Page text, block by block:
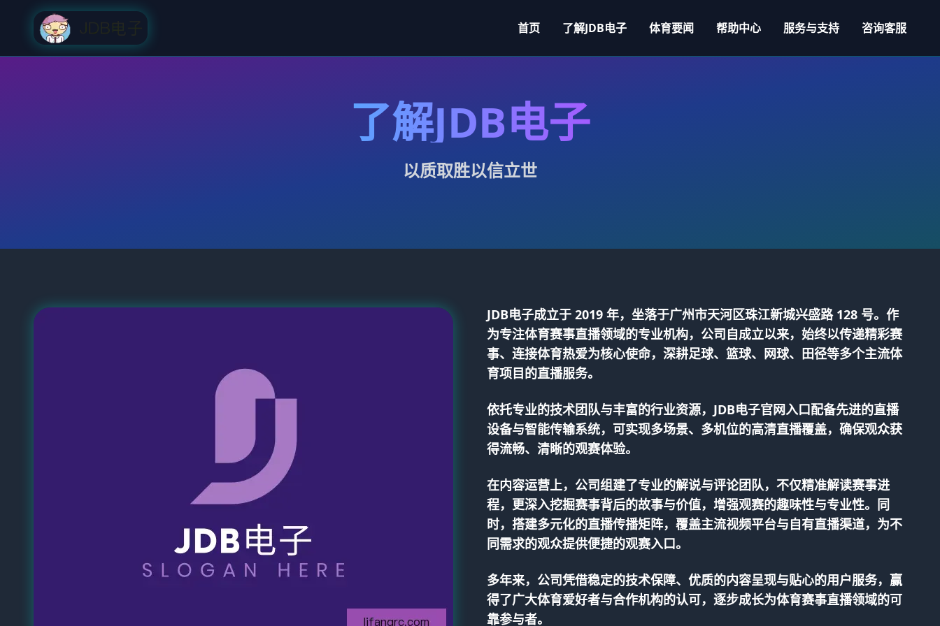
首页 了解JDB电子 体育要闻 帮助中心 服务与支持 咨询客服
了解JDB电子
以质取胜以信立世
JDB电子成立于 2019 年，坐落于广州市天河区珠江新城兴盛路 128 号。作
为专注体育赛事直播领域的专业机构，公司自成立以来，始终以传递精彩赛
事、连接体育热爱为核心使命，深耕足球、篮球、网球、田径等多个主流体
育项目的直播服务。
依托专业的技术团队与丰富的行业资源， JDB电子官网入口配备先进的直播
设备与智能传输系统，可实现多场景、多机位的高清直播覆盖，确保观众获
得流畅、清晰的观赛体验。
在内容运营上，公司组建了专业的解说与评论团队，不仅精准解读赛事进
程，更深入挖掘赛事背后的故事与价值，增强观赛的趣味性与专业性。同
时，搭建多元化的直播传播矩阵，覆盖主流视频平台与自有直播渠道，为不
同需求的观众提供便捷的观赛入口。
多年来，公司凭借稳定的技术保障、优质的内容呈现与贴心的用户服务，赢
得了广大体育爱好者与合作机构的认可，逐步成长为体育赛事直播领域的可
靠参与者。